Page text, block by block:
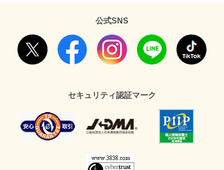
公式SNS
セキュリティ認証マーク